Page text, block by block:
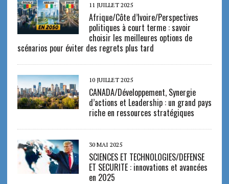
11 JUILLET 2025
Afrique/Côte d’Ivoire/Perspectives
politiques à court terme : savoir
choisir les meilleures options de
scénarios pour éviter des regrets plus tard
10 JUILLET 2025
CANADA/Développement, Synergie
d’actions et Leadership : un grand pays
riche en ressources stratégiques
30 MAI 2025
SCIENCES ET TECHNOLOGIES/DEFENSE
ET SECURITE : innovations et avancées
en 2025